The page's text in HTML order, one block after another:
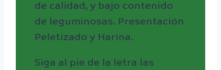
de calidad, y bajo contenido
de leguminosas. Presentación
Peletizado y Harina.
Siga al pie de la letra las